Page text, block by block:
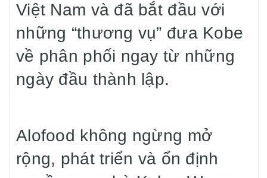
Việt Nam và đã bắt đầu với
những “thương vụ” đưa Kobe
về phân phối ngay từ những
ngày đầu thành lập.
Alofood không ngừng mở
rộng, phát triển và ổn định